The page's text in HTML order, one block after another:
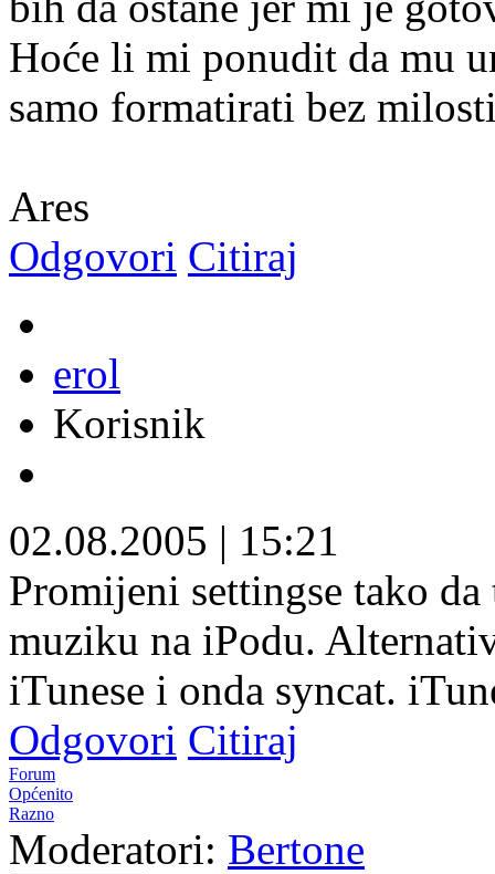
Hoće li mi ponudit da mu
samo formatirati bez
Ares
Odgovori Citiraj
erol
Korisnik
02.08.2005 | 15:21
Promijeni settingse tako
muziku na iPodu.
iTunese i onda syncat.
Odgovori Citiraj
Forum
Općenito
Razno
Moderatori: Bertone